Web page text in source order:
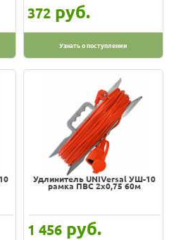
372 руб.
Узнать о поступлении
Удлинитель UNIVersal УШ-10
рамка ПВС 2х0,75 60м
1 456 руб.